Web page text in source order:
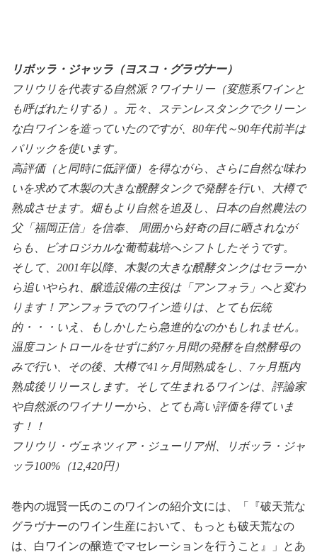
リボッラ・ジャッラ（ヨスコ・グラヴナー）
フリウリを代表する自然派？ワイナリー（変態系ワインと
も呼ばれたりする）。元々、ステンレスタンクでクリーン
な白ワインを造っていたのですが、80年代～90年代前半は
バリックを使います。
高評価（と同時に低評価）を得ながら、さらに自然な味わ
いを求めて木製の大きな醗酵タンクで発酵を行い、大樽で
熟成させます。畑もより自然を追及し、日本の自然農法の
父「福岡正信」を信奉、 周囲から好奇の目に晒されなが
らも、ビオロジカルな葡萄栽培へシフトしたそうです。
そして、2001年以降、木製の大きな醗酵タンクはセラーか
ら追いやられ、醸造設備の主役は「アンフォラ」へと変わ
ります！アンフォラでのワイン造りは、とても伝統
的・・・いえ、もしかしたら急進的なのかもしれません。
温度コントロールをせずに約7ヶ月間の発酵を自然酵母の
みで行い、その後、大樽で41ヶ月間熟成をし、7ヶ月瓶内
熟成後リリースします。そして生まれるワインは、評論家
や自然派のワイナリーから、とても高い評価を得ていま
す！！
フリウリ・ヴェネツィア・ジューリア州、リボッラ・ジャ
ッラ100%（12,420円）
巻内の堀賢一氏のこのワインの紹介文には、
『破天荒な
グラヴナーのワイン生産において、もっとも破天荒なの
は、白ワインの醸造でマセレーションを行うこと』
とあ